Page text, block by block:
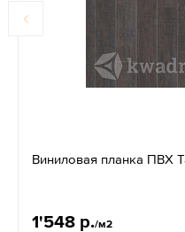
Виниловая планка ПВХ
1'548 р./м2